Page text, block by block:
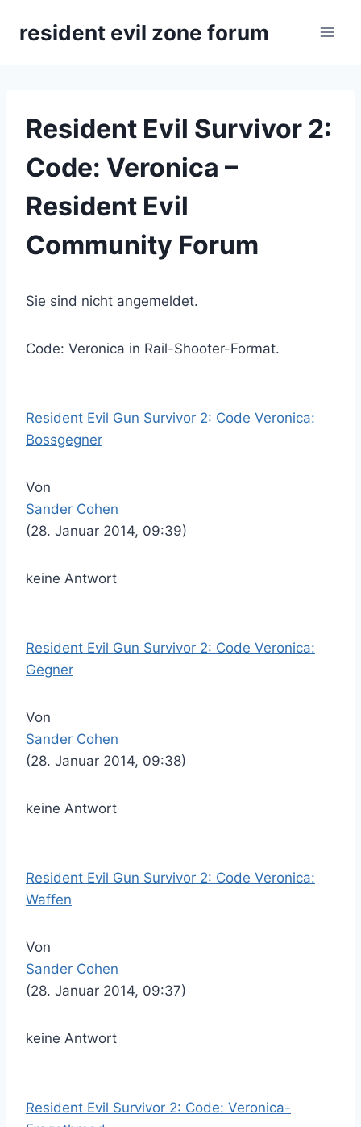
Inhaltresident evil zone forum
Resident Evil Survivor 2:
Code: Veronica –
Resident Evil
Community Forum
Sie sind nicht angemeldet.
Code: Veronica in Rail-Shooter-Format.
Resident Evil Gun Survivor 2: Code Veronica:
Bossgegner
Von
Sander Cohen
(28. Januar 2014, 09:39)
keine Antwort
Resident Evil Gun Survivor 2: Code Veronica:
Gegner
Von
Sander Cohen
(28. Januar 2014, 09:38)
keine Antwort
Resident Evil Gun Survivor 2: Code Veronica:
Waffen
Von
Sander Cohen
(28. Januar 2014, 09:37)
keine Antwort
Resident Evil Survivor 2: Code: Veronica-